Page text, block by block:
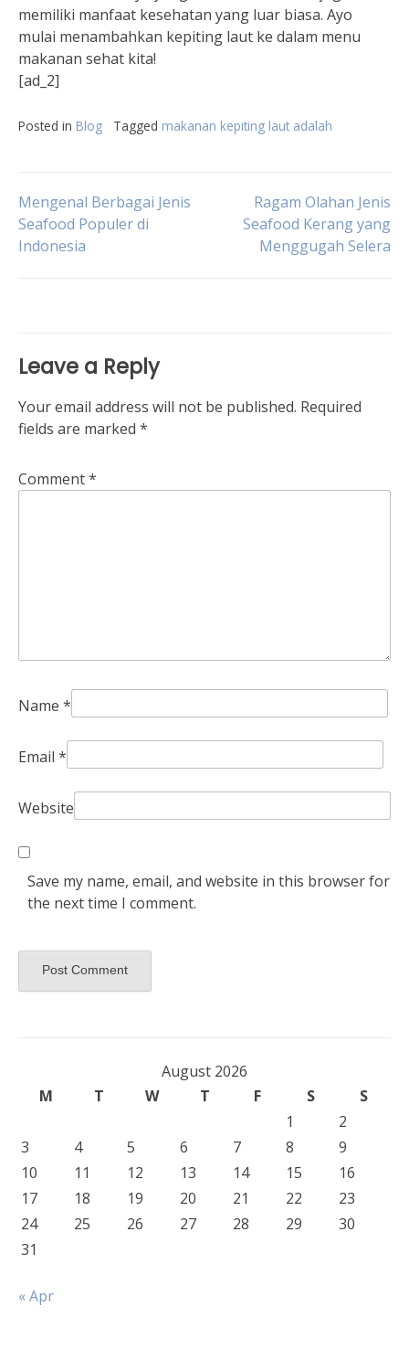
memiliki manfaat kesehatan yang luar biasa. Ayo
mulai menambahkan kepiting laut ke dalam menu
makanan sehat kita!
[ad_2]
Posted in Blog Tagged makanan kepiting laut adalah
Post
navigation
Mengenal Berbagai Jenis
Seafood Populer di
Indonesia
Ragam Olahan Jenis
Seafood Kerang yang
Menggugah Selera
Leave a Reply
Your email address will not be published. Required
fields are marked *
Comment*
Name *
Email *
Website
Save my name, email, and website in this browser for
the next time I comment.
August 2026
M
T W T F S
S
1
2
3
4 5 6 7 8
9
10
11 12 13 14 15
16
17
18 19 20 21 22
23
24
25 26 27 28 29
30
31
« Apr